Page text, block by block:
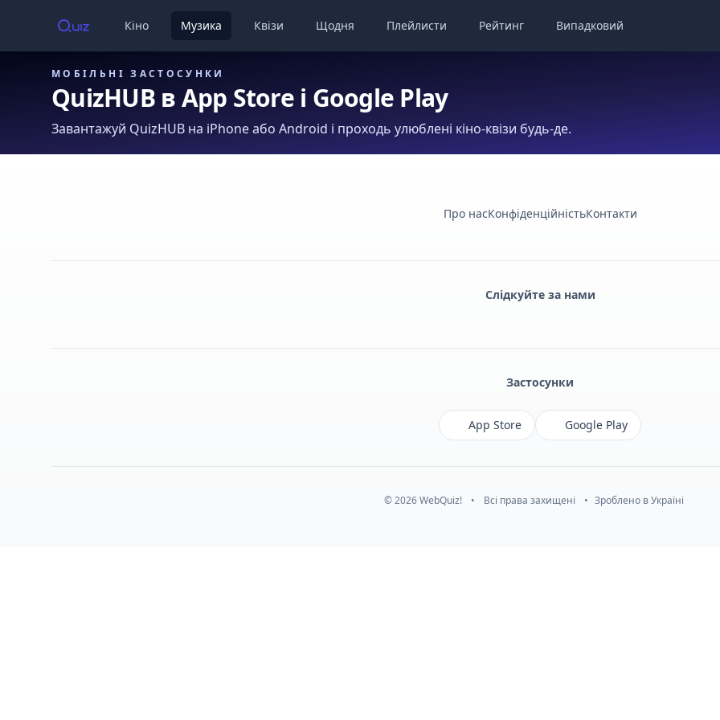
Кіно Музика Квізи Щодня Плейлисти Рейтинг Випадковий
МОБІЛЬНІ ЗАСТОСУНКИ
QuizHUB в App Store і Google Play
Завантажуй QuizHUB на iPhone або Android і проходь улюблені кіно-квізи будь-де.
Про насКонфіденційністьКонтакти
Слідкуйте за нами
Застосунки
App Store Google Play
© 2026 WebQuiz! • Всі права захищені • Зроблено в Україні